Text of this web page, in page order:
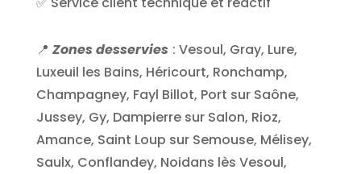
📍 Zones desservies : Vesoul, Gray, Lure,
Luxeuil les Bains, Héricourt, Ronchamp,
Champagney, Fayl Billot, Port sur Saône,
Jussey, Gy, Dampierre sur Salon, Rioz,
Amance, Saint Loup sur Semouse, Mélisey,
Saulx, Conflandey, Noidans lès Vesoul,